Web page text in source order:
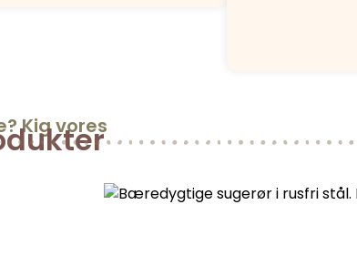
Kig vores